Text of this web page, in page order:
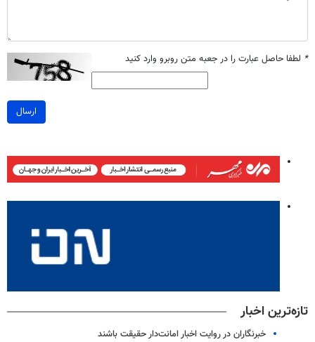
* لطفا حاصل عبارت را در جعبه متن روبرو وارد کنید
ارسال
تازه‌ترین اخبار
خبرنگاران در روایت اخبار امانت‌دار حقیقت باشند